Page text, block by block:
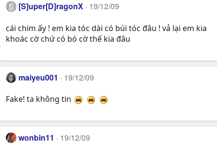
[S]uper[D]ragonX 19/12/09
cái chim ấy ! em kia tóc dài có búi tóc đâu ! vả lại em kia
khoác cờ chứ có bó cờ thế kia đâu
maiyeu001 19/12/09
Fake! ta không tin
wonbin11 19/12/09